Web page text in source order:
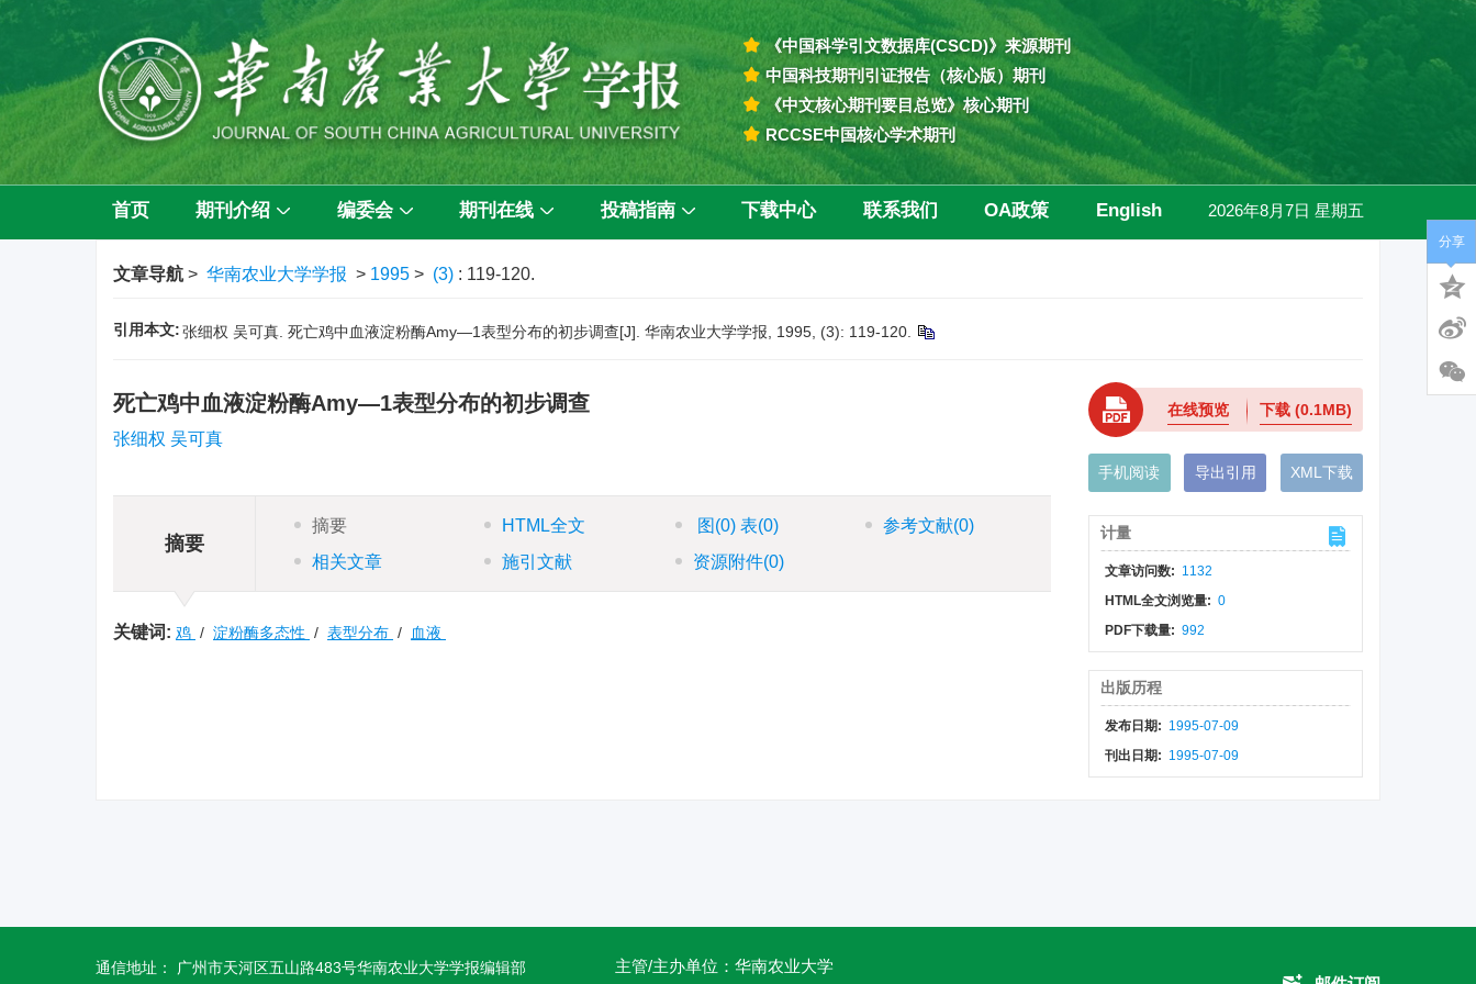
《中国科学引文数据库(CSCD)》来源期刊
中国科技期刊引证报告（核心版）期刊
《中文核心期刊要目总览》核心期刊
RCCSE中国核心学术期刊
首页 期刊介绍 编委会 期刊在线 投稿指南 下载中心 联系我们 OA政策 English 2026年8月7日 星期五
文章导航 > 华南农业大学学报 > 1995 > (3) : 119-120.
引用本文:张细权 吴可真. 死亡鸡中血液淀粉酶Amy—1表型分布的初步调查[J]. 华南农业大学学报, 1995, (3): 119-120.
死亡鸡中血液淀粉酶Amy—1表型分布的初步调查
张细权 吴可真
摘要
摘要 HTML全文 图 (0)表(0) 参考文献(0)
相关文章
施引文献 资源附件(0)
关键词: 鸡 / 淀粉酶多态性 / 表型分布 / 血液
在线预览 下载 (0.1MB)
手机阅读 导出引用 XML下载
计量
文章访问数: 1132
HTML全文浏览量: 0
PDF下载量: 992
出版历程
发布日期: 1995-07-09
刊出日期: 1995-07-09
分享
通信地址： 广州市天河区五山路483号华南农业大学学报编辑部
主管/主办单位：华南农业大学